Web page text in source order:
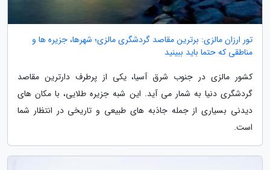
تور ارزان مالزی: برترین مقاصد گردشگری مالزی؛ شهرها، جزیره ها و
مناطقی که حتما باید ببینید
کشور مالزی در جنوب شرق آسیا، یکی از پرطرف دارترین مقاصد
گردشگری دنیا به شمار می آید. این شبه جزیره طلایی، با مکان های
دیدنی بسیاری از جمله جاذبه های طبیعی و تاریخی در انتظار شما
است.